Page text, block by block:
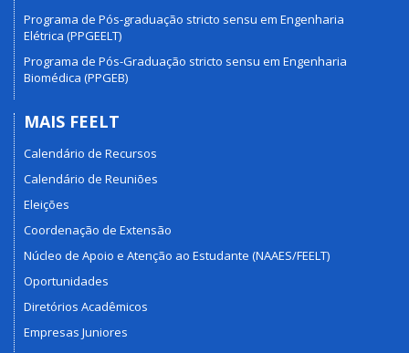
Programa de Pós-graduação stricto sensu em Engenharia
Elétrica (PPGEELT)
Programa de Pós-Graduação stricto sensu em Engenharia
Biomédica (PPGEB)
MAIS FEELT
Calendário de Recursos
Calendário de Reuniões
Eleições
Coordenação de Extensão
Núcleo de Apoio e Atenção ao Estudante (NAAES/FEELT)
Oportunidades
Diretórios Acadêmicos
Empresas Juniores